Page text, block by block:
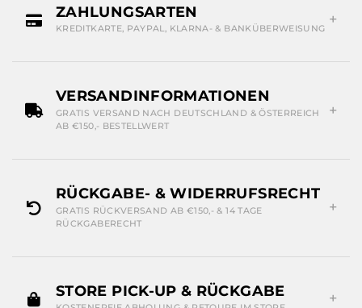
ZAHLUNGSARTEN
KREDITKARTE, PAYPAL, KLARNA- & BANKÜBERWEISUNG
VERSANDINFORMATIONEN
GRATIS VERSAND NACH DEUTSCHLAND & ÖSTERREICH
AB €150,- BESTELLWERT
RÜCKGABE- & WIDERRUFSRECHT
GRATIS RÜCKVERSAND AB €150,- & 14 TAGE
RÜCKGABERECHT
STORE PICK-UP & RÜCKGABE